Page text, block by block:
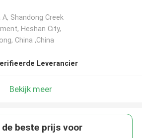
A, Shandong Creek
Heshan City,
China ,China
Leverancier
Bekijk meer
de beste prijs voor